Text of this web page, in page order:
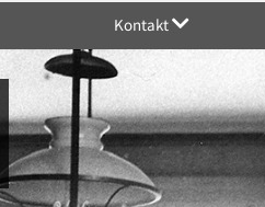
Kontakt